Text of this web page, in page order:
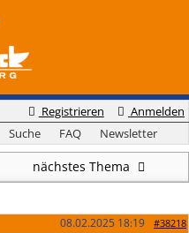
Registrieren Anmelden
Suche FAQ Newsletter
nächstes Thema
#38218
08.02.2025 18:19